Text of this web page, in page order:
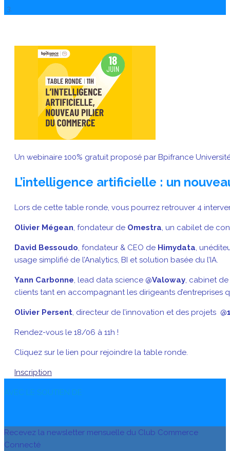
Un webinaire 100% gratuit proposé par Bpifrance
L’intelligence artificielle : un
Lors de cette table ronde, vous pourrez retrouver 4
Olivier Mégean, fondateur de Omestra, un cabilet de
David Bessoudo, fondateur & CEO de Himydata,
usage simplifié de l’Analytics, BI et solution basée du l’IA.
Yann Carbonne, lead data science @Valoway, cabinet
clients tant en accompagnant les dirigeants d’entreprises
Olivier Persent, directeur de l’innovation et des projets @
Rendez-vous le 18/06 à 11h !
Cliquez sur le lien pour rejoindre la table ronde.
Inscription
AVEC LE SOUTIEN DE
Recevez la newsletter mensuelle du Club Commerce
Connecté